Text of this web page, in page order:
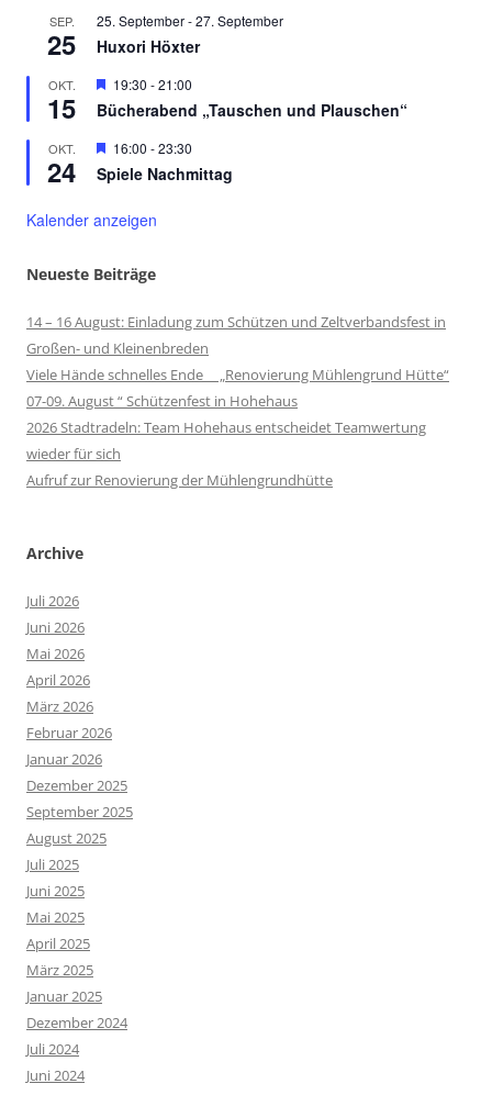
SEP.
25
25. September-27. September
Huxori Höxter
OKT.
15
Hervorgehoben
19:30 -21:00
Bücherabend „Tauschen und Plauschen“
OKT.
24
Hervorgehoben
16:00 -23:30
Spiele Nachmittag
Kalender anzeigen
Neueste Beiträge
14 – 16 August: Einladung zum Schützen und Zeltverbandsfest in
Großen- und Kleinenbreden
Viele Hände schnelles Ende „Renovierung Mühlengrund Hütte“
07-09. August “ Schützenfest in Hohehaus
2026 Stadtradeln: Team Hohehaus entscheidet Teamwertung
wieder für sich
Aufruf zur Renovierung der Mühlengrundhütte
Archive
Juli 2026
Juni 2026
Mai 2026
April 2026
März 2026
Februar 2026
Januar 2026
Dezember 2025
September 2025
August 2025
Juli 2025
Juni 2025
Mai 2025
April 2025
März 2025
Januar 2025
Dezember 2024
Juli 2024
Juni 2024